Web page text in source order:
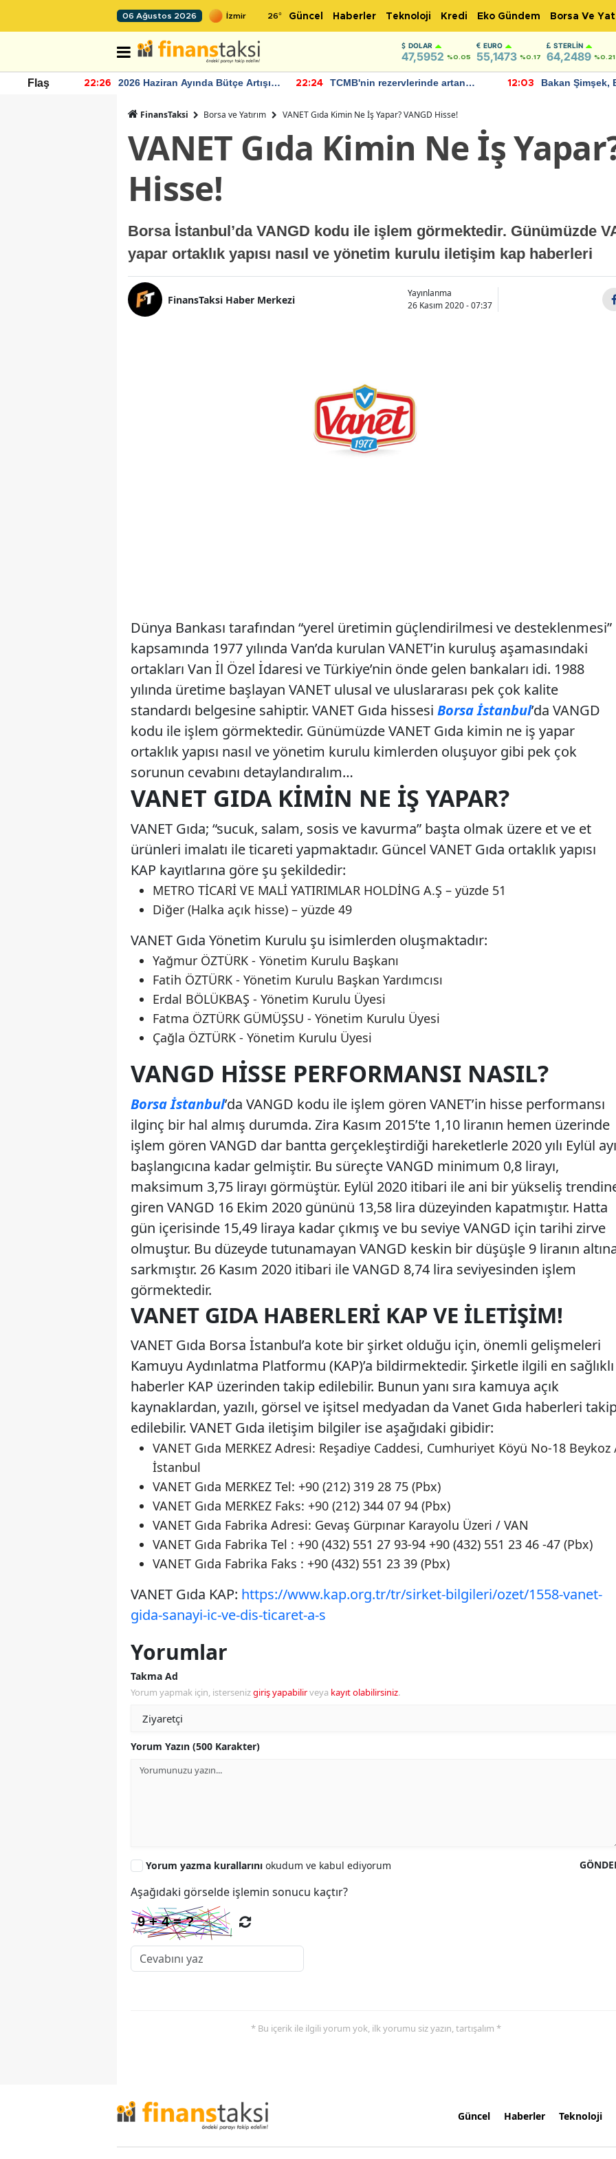
06 Ağustos 2026 26° Güncel Haberler Teknoloji Kredi Eko Gündem Borsa Ve
DOLAR
47,5952 %0.05
EURO
55,1473 %0.17
STERLIN
64,2489 %0.21
Flaş 22:26
2026 Haziran Ayında Bütçe Artışı
22:24
TCMB'nin rezervlerinde artan
12:03
Bakan Şimşek,
FinansTaksi Borsa ve Yatırım VANET Gıda Kimin Ne İş Yapar? VANGD Hisse!
VANET Gıda Kimin Ne İş
Hisse!
Borsa İstanbul’da VANGD kodu ile işlem görmektedir. Günümüzde
yapar ortaklık yapısı nasıl ve yönetim kurulu iletişim kap haberleri
FinansTaksi Haber Merkezi
Yayınlanma
26 Kasım 2020 - 07:37
Dünya Bankası tarafından “yerel üretimin güçlendirilmesi ve desteklenmesi”
kapsamında 1977 yılında Van’da kurulan VANET’in kuruluş aşamasındaki
ortakları Van İl Özel İdaresi ve Türkiye’nin önde gelen bankaları idi. 1988
yılında üretime başlayan VANET ulusal ve uluslararası pek çok kalite
standardı belgesine sahiptir. VANET Gıda hissesi Borsa İstanbul’da VANGD
kodu ile işlem görmektedir. Günümüzde VANET Gıda kimin ne iş yapar
ortaklık yapısı nasıl ve yönetim kurulu kimlerden oluşuyor gibi pek çok
sorunun cevabını detaylandıralım…
VANET GIDA KIMIN NE İŞ YAPAR?
VANET Gıda; “sucuk, salam, sosis ve kavurma” başta olmak üzere et ve et
ürünleri imalatı ile ticareti yapmaktadır. Güncel VANET Gıda ortaklık yapısı
KAP kayıtlarına göre şu şekildedir:
METRO TİCARİ VE MALİ YATIRIMLAR HOLDİNG A.Ş – yüzde 51
Diğer (Halka açık hisse) – yüzde 49
VANET Gıda Yönetim Kurulu şu isimlerden oluşmaktadır:
Yağmur ÖZTÜRK - Yönetim Kurulu Başkanı
Fatih ÖZTÜRK - Yönetim Kurulu Başkan Yardımcısı
Erdal BÖLÜKBAŞ - Yönetim Kurulu Üyesi
Fatma ÖZTÜRK GÜMÜŞSU - Yönetim Kurulu Üyesi
Çağla ÖZTÜRK - Yönetim Kurulu Üyesi
VANGD HISSE PERFORMANSI NASIL?
Borsa İstanbul’da VANGD kodu ile işlem gören VANET’in hisse performansı
ilginç bir hal almış durumda. Zira Kasım 2015’te 1,10 liranın hemen üzerinde
işlem gören VANGD dar bantta gerçekleştirdiği hareketlerle 2020 yılı Eylül ayı
başlangıcına kadar gelmiştir. Bu süreçte VANGD minimum 0,8 lirayı,
maksimum 3,75 lirayı görmüştür. Eylül 2020 itibari ile ani bir yükseliş
giren VANGD 16 Ekim 2020 gününü 13,58 lira düzeyinden kapatmıştır. Hatta
gün içerisinde 15,49 liraya kadar çıkmış ve bu seviye VANGD için tarihi zirve
olmuştur. Bu düzeyde tutunamayan VANGD keskin bir düşüşle 9 liranın
sarkmıştır. 26 Kasım 2020 itibari ile VANGD 8,74 lira seviyesinden işlem
görmektedir.
VANET GIDA HABERLERI KAP VE İLETIŞIM!
VANET Gıda Borsa İstanbul’a kote bir şirket olduğu için, önemli gelişmeleri
Kamuyu Aydınlatma Platformu (KAP)’a bildirmektedir. Şirketle ilgili en sağlıklı
haberler KAP üzerinden takip edilebilir. Bunun yanı sıra kamuya açık
kaynaklardan, yazılı, görsel ve işitsel medyadan da Vanet Gıda haberleri
edilebilir. VANET Gıda iletişim bilgiler ise aşağıdaki gibidir:
VANET Gıda MERKEZ Adresi: Reşadiye Caddesi, Cumhuriyet Köyü No-18 Beykoz
İstanbul
VANET Gıda MERKEZ Tel: +90 (212) 319 28 75 (Pbx)
VANET Gıda MERKEZ Faks: +90 (212) 344 07 94 (Pbx)
VANET Gıda Fabrika Adresi: Gevaş Gürpınar Karayolu Üzeri / VAN
VANET Gıda Fabrika Tel : +90 (432) 551 27 93-94 +90 (432) 551 23 46 -47 (Pbx)
VANET Gıda Fabrika Faks : +90 (432) 551 23 39 (Pbx)
VANET Gıda KAP: https://www.kap.org.tr/tr/sirket-bilgileri/ozet/1558-vanet-
gida-sanayi-ic-ve-dis-ticaret-a-s
Yorumlar
Takma Ad
Yorum yapmak için, istersenizgiriş yapabilirveya kayıt olabilirsiniz.
Yorum Yazın (500 Karakter)
Yorum yazma kurallarını okudum ve kabul ediyorum
Aşağıdaki görselde işlemin sonucu kaçtır?
* Bu içerik ile ilgili yorum yok, ilk yorumu siz yazın, tartışalım *
Güncel Haberler Teknoloji